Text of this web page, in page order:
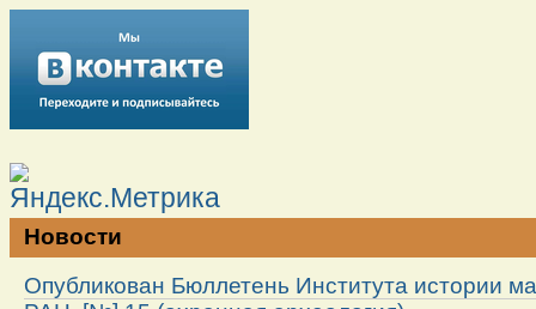
Новости
Опубликован Бюллетень Института истории